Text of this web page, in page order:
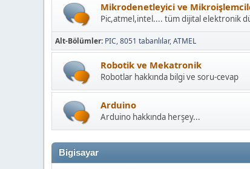
Mikrodenetleyici ve
Pic,atmel,intel.... tüm dijital elektronik
Alt-Bölümler PIC 8051 tabanlılar ATMEL
Robotik ve Mekatronik
Robotlar hakkında bilgi ve soru-cevap
Arduino
Arduino hakkında herşey...
Bigisayar